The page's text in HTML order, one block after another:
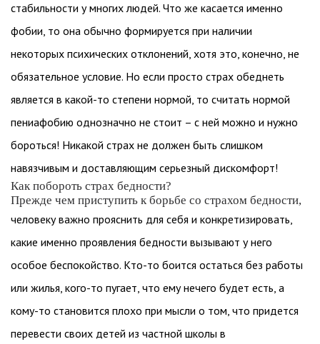
стабильности у многих людей. Что же касается именно
фобии, то она обычно формируется при наличии
некоторых психических отклонений, хотя это, конечно, не
обязательное условие. Но если просто страх обеднеть
является в какой-то степени нормой, то считать нормой
пениафобию однозначно не стоит – с ней можно и нужно
бороться! Никакой страх не должен быть слишком
навязчивым и доставляющим серьезный дискомфорт!
Как побороть страх бедности?
Прежде чем приступить к борьбе со страхом бедности,
человеку важно прояснить для себя и конкретизировать,
какие именно проявления бедности вызывают у него
особое беспокойство. Кто-то боится остаться без работы
или жилья, кого-то пугает, что ему нечего будет есть, а
кому-то становится плохо при мысли о том, что придется
перевести своих детей из частной школы в